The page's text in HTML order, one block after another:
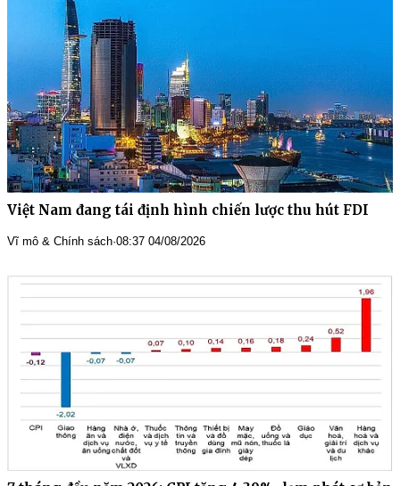
Việt Nam đang tái định hình chiến lược thu hút FDI
Vĩ mô & Chính sách·08:37 04/08/2026